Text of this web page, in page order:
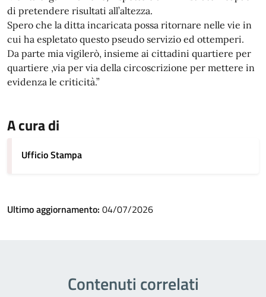
di pretendere risultati all’altezza.
Spero che la ditta incaricata possa ritornare nelle vie in
cui ha espletato questo pseudo servizio ed ottemperi.
Da parte mia vigilerò, insieme ai cittadini quartiere per
quartiere ,via per via della circoscrizione per mettere in
evidenza le criticità.”
A cura di
Ufficio Stampa
Ultimo aggiornamento: 04/07/2026
Contenuti correlati